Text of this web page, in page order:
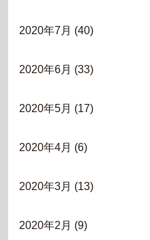
2020年7月 (40)
2020年6月 (33)
2020年5月 (17)
2020年4月 (6)
2020年3月 (13)
2020年2月 (9)